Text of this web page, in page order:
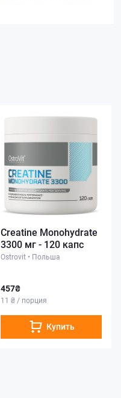
Creatine Monohydrate
3300 мг - 120 капс
Ostrovit • Польша
457₴
11 ₴ / порция
Купить